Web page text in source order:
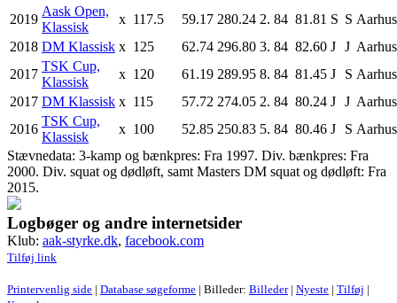
2019
Aask Open,
Klassisk
x 117.5 59.17 280.24 2. 84 81.81 S S
2018 DM Klassisk x 125 62.74 296.80 3. 84 82.60 J J
2017
TSK Cup,
Klassisk
x 120 61.19 289.95 8. 84 81.45 J S
2017 DM Klassisk x 115 57.72 274.05 2. 84 80.24 J J
2016
TSK Cup,
Klassisk
x 100 52.85 250.83 5. 84 80.46 J S
Stævnedata: 3-kamp og bænkpres: Fra 1997. Div. bænkpres: Fra
2000. Div. squat og dødløft, samt Masters DM squat og dødløft: Fra
2015.
Logbøger og andre internetsider
Klub: aak-styrke.dk, facebook.com
Tilføj link
Printervenlig side | Database søgeforme | Billeder: Billeder| Nyeste | Tilføj |